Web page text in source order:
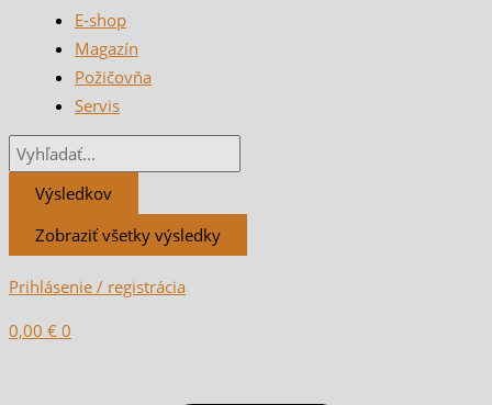
E-shop
Magazín
Požičovňa
Servis
Výsledkov
Zobraziť všetky výsledky
Prihlásenie / registrácia
0,00 € 0